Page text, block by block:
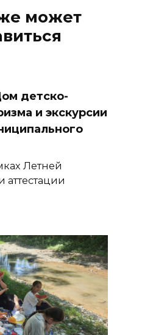
может
детско-
и экскурсии
Летней